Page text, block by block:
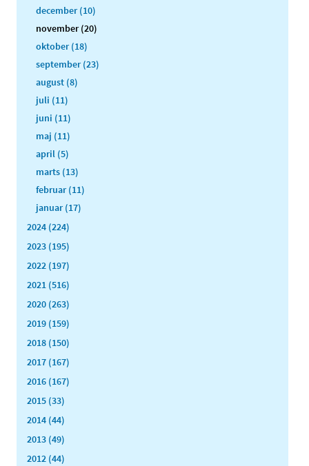
december (10)
november (20)
oktober (18)
september (23)
august (8)
juli (11)
juni (11)
maj (11)
april (5)
marts (13)
februar (11)
januar (17)
2024 (224)
2023 (195)
2022 (197)
2021 (516)
2020 (263)
2019 (159)
2018 (150)
2017 (167)
2016 (167)
2015 (33)
2014 (44)
2013 (49)
2012 (44)